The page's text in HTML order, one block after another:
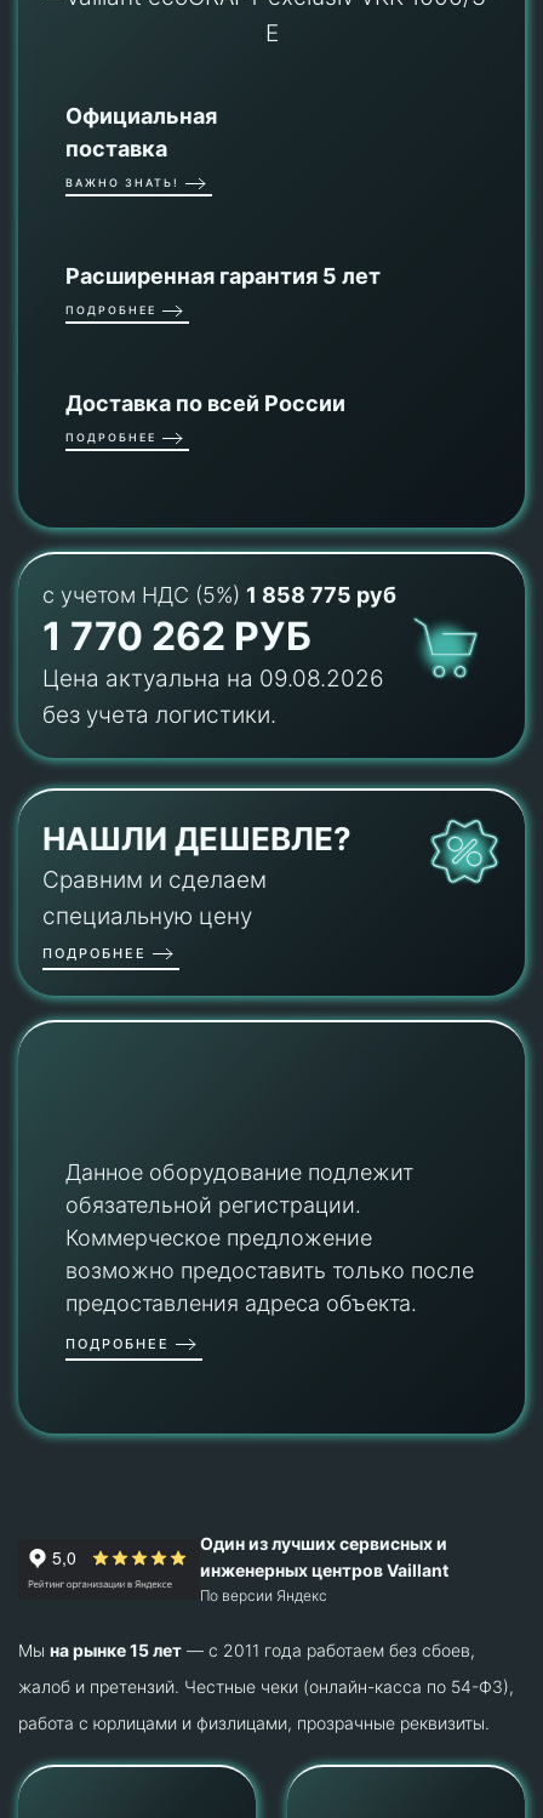
Официальная
поставка
ВАЖНО ЗНАТЬ!
Расширенная гарантия 5 лет
ПОДРОБНЕЕ
Доставка по всей России
ПОДРОБНЕЕ
с учетом НДС (5%) 1 858 775 руб
1 770 262 РУБ
Цена актуальна на 09.08.2026
без учета логистики.
НАШЛИ ДЕШЕВЛЕ?
Сравним и сделаем
специальную цену
ПОДРОБНЕЕ
Данное оборудование подлежит
обязательной регистрации.
Коммерческое предложение
возможно предоставить только после
предоставления адреса объекта.
ПОДРОБНЕЕ
Один из лучших сервисных и
инженерных центров Vaillant
По версии Яндекс
Мы на рынке 15 лет — с 2011 года работаем без сбоев,
жалоб и претензий. Честные чеки (онлайн-касса по 54-ФЗ),
работа с юрлицами и физлицами, прозрачные реквизиты.